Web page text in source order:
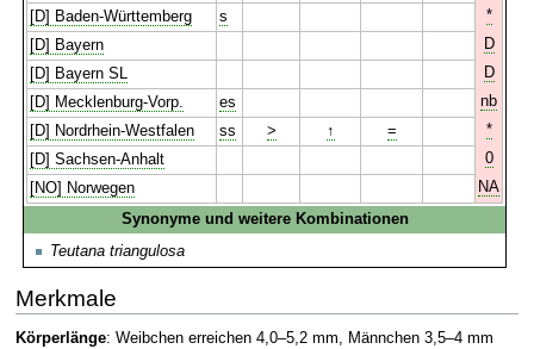
[D] Baden-Württemberg
s
*
[D] Bayern
D
[D] Bayern SL
D
[D] Mecklenburg-Vorp.
es
nb
[D] Nordrhein-Westfalen
ss > ↑ =
*
[D] Sachsen-Anhalt
0
[NO] Norwegen
NA
Synonyme und weitere Kombinationen
Teutana triangulosa
Merkmale
Körperlänge: Weibchen erreichen 4,0–5,2 mm, Männchen 3,5–4 mm